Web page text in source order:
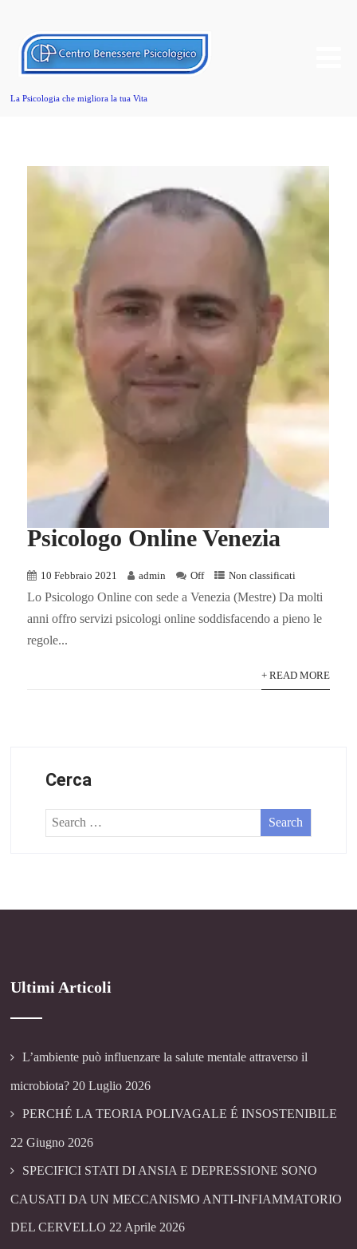
La Psicologia che migliora la tua Vita
Psicologo Online Venezia
10 Febbraio 2021 admin Off Non classificati
Lo Psicologo Online con sede a Venezia (Mestre) Da molti
anni offro servizi psicologi online soddisfacendo a pieno le
regole...
+ READ MORE
Cerca
Ultimi Articoli
L’ambiente può influenzare la salute mentale attraverso il
microbiota? 20 Luglio 2026
PERCHÉ LA TEORIA POLIVAGALE É INSOSTENIBILE
22 Giugno 2026
SPECIFICI STATI DI ANSIA E DEPRESSIONE SONO
CAUSATI DA UN MECCANISMO ANTI-INFIAMMATORIO
DEL CERVELLO 22 Aprile 2026